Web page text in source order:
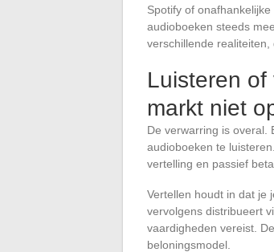
Spotify of
audioboeken steeds
verschillende
Luisteren
markt niet
De verwarring is overal.
audioboeken te
vertelling en passief
Vertellen houdt in dat je
vervolgens distribueert
vaardigheden vereist.
beloningsmodel.